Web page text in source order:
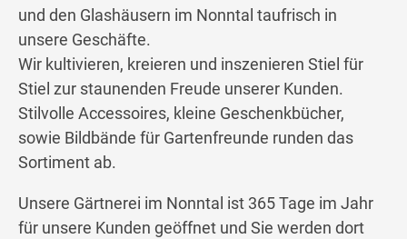
und den Glashäusern im Nonntal taufrisch in
unsere Geschäfte.
Wir kultivieren, kreieren und inszenieren Stiel für
Stiel zur staunenden Freude unserer Kunden.
Stilvolle Accessoires, kleine Geschenkbücher,
sowie Bildbände für Gartenfreunde runden das
Sortiment ab.
Unsere Gärtnerei im Nonntal ist 365 Tage im Jahr
für unsere Kunden geöffnet und Sie werden dort